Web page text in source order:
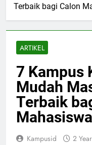
Terbaik bagi Calon
ARTIKEL
7 Kampus
Mudah
Terbaik
Mahasiswa
Kampusid 2